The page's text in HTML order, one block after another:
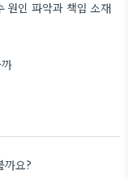
원인 파악과 책임 소재
까요?